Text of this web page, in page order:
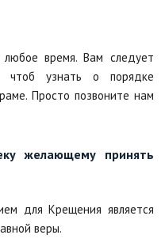
время. Вам следует
чтоб узнать о порядке
Просто позвоните нам
желающему принять
для Крещения является
веры.